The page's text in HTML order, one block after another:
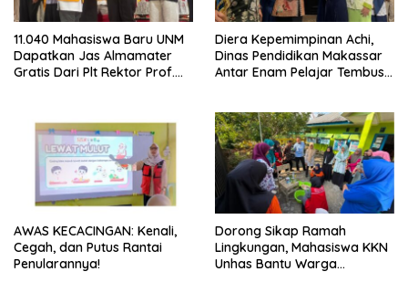
11.040 Mahasiswa Baru UNM
Dapatkan Jas Almamater
Gratis Dari Plt Rektor Prof.
Diera Kepemimpinan Achi,
Dinas Pendidikan Makassar
Antar Enam Pelajar Tembus
AWAS KECACINGAN: Kenali,
Cegah, dan Putus Rantai
Penularannya!
Dorong Sikap Ramah
Lingkungan, Mahasiswa KKN
Unhas Bantu Warga